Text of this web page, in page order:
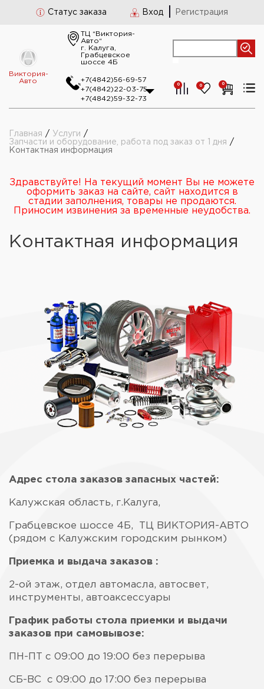
Статус заказа Вход Регистрация
Виктория-
Авто
ТЦ “Виктория-
Авто“
г. Калуга,
Грабцевское
шоссе 4Б
+7(4842)56-69-57
+7(4842)22-03-75
+7(4842)59-32-73
0 0 0
Главная / Услуги /
Запчасти и оборудование, работа под заказ от 1 дня /
Контактная информация
Здравствуйте! На текущий момент Вы не можете
оформить заказ на сайте, сайт находится в
стадии заполнения, товары не продаются.
Приносим извинения за временные неудобства.
Контактная информация
Адрес стола заказов запасных частей:
Калужская область, г.Калуга,
Грабцевское шоссе 4Б, ТЦ ВИКТОРИЯ-АВТО
(рядом с Калужским городским рынком)
Приемка и выдача заказов :
2-ой этаж, отдел автомасла, автосвет,
инструменты, автоаксессуары
График работы стола приемки и выдачи
заказов при самовывозе:
ПН-ПТ с 09:00 до 19:00 без перерыва
СБ-ВС с 09:00 до 17:00 без перерыва